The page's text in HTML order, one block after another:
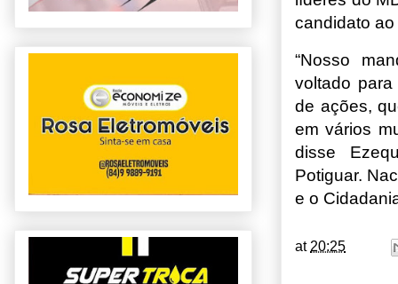
candidato
“Nosso
voltado
de ações,
em vários
disse
Potiguar.
e o
at 20:25